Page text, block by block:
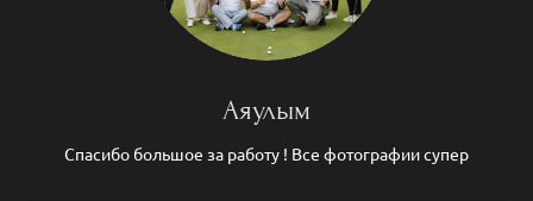
Аяулым
Спасибо большое за работу ! Все фотографии супер